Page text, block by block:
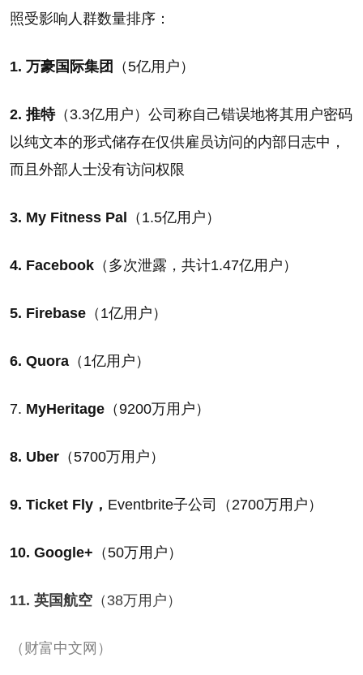
照受影响人群数量排序：
1. 万豪国际集团 （5亿用户）
2. 推特（3.3亿用户）公司称自己错误地将其用户密码
以纯文本的形式储存在仅供雇员访问的内部日志中，
而且外部人士没有访问权限
3. My Fitness Pal （1.5亿用户）
4. Facebook （多次泄露，共计1.47亿用户）
5. Firebase （1亿用户）
6. Quora （1亿用户）
7. MyHeritage （9200万用户）
8. Uber （5700万用户）
9. Ticket Fly， Eventbrite子公司（2700万用户）
10. Google+ （50万用户）
11. 英国航空 （38万用户）
（财富中文网）